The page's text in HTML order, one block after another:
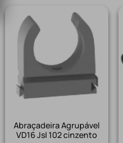
Abraçadeira Agrupável
VD16 Jsl 102 cinzento